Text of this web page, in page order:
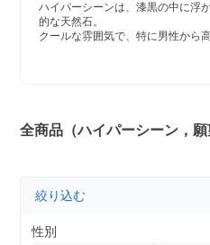
ハイパーシーンは、漆黒の中に浮
的な天然石。
クールな雰囲気で、特に男性から
全商品（ハイパーシーン，願
絞り込む
性別